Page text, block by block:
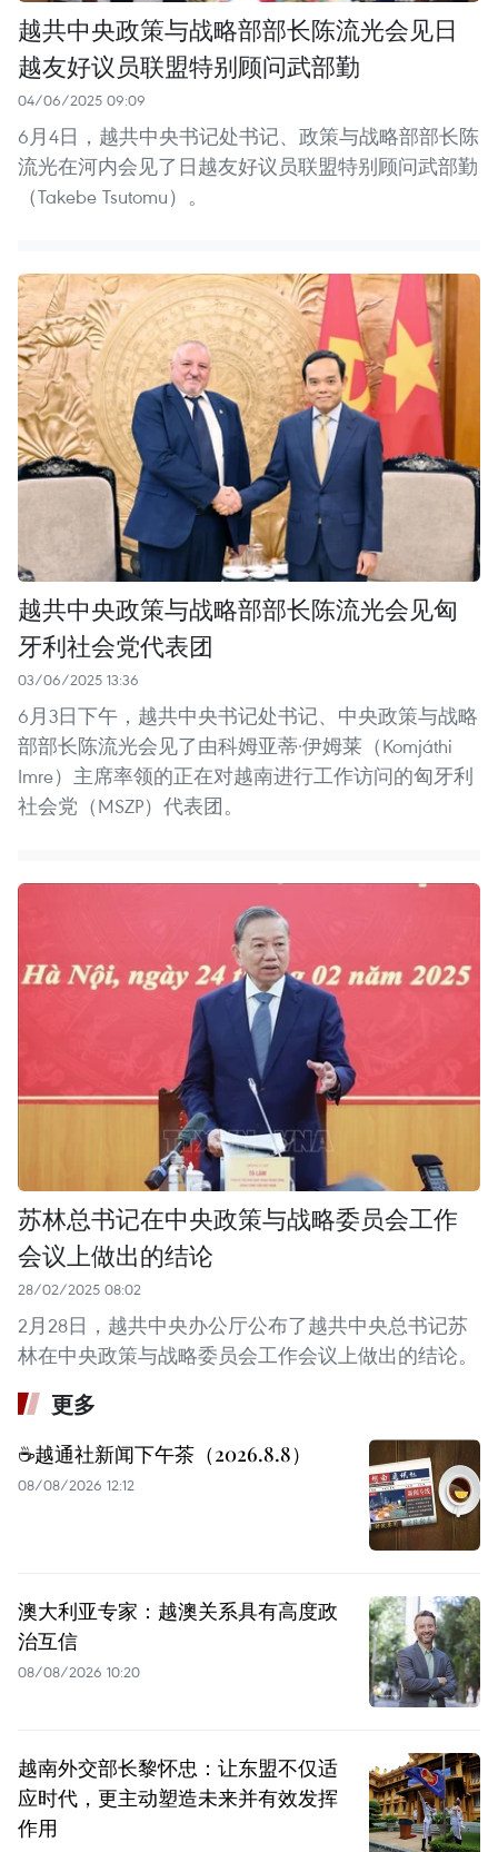
越共中央政策与战略部部长陈流光会见日
越友好议员联盟特别顾问武部勤
04/06/2025 09:09
6月4日，越共中央书记处书记、政策与战略部部长陈
流光在河内会见了日越友好议员联盟特别顾问武部勤
（Takebe Tsutomu）。
越共中央政策与战略部部长陈流光会见匈
牙利社会党代表团
03/06/2025 13:36
6月3日下午，越共中央书记处书记、中央政策与战略
部部长陈流光会见了由科姆亚蒂·伊姆莱（Komjáthi
Imre）主席率领的正在对越南进行工作访问的匈牙利
社会党（MSZP）代表团。
苏林总书记在中央政策与战略委员会工作
会议上做出的结论
28/02/2025 08:02
2月28日，越共中央办公厅公布了越共中央总书记苏
林在中央政策与战略委员会工作会议上做出的结论。
更多
☕️越通社新闻下午茶（2026.8.8）
08/08/2026 12:12
澳大利亚专家：越澳关系具有高度政
治互信
08/08/2026 10:20
越南外交部长黎怀忠：让东盟不仅适
应时代，更主动塑造未来并有效发挥
作用